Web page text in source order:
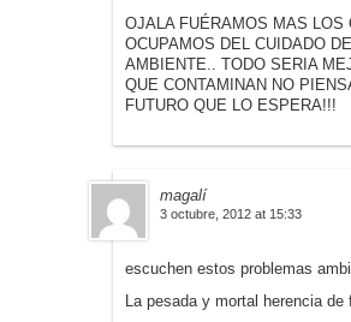
OJALA FUÉRAMOS MAS LOS
OCUPAMOS DEL CUIDADO
AMBIENTE.. TODO SERIA
QUE CONTAMINAN NO
FUTURO QUE LO ESPERA!!!
magalí
3 octubre, 2012 at 15:33
escuchen estos problemas
La pesada y mortal herencia de